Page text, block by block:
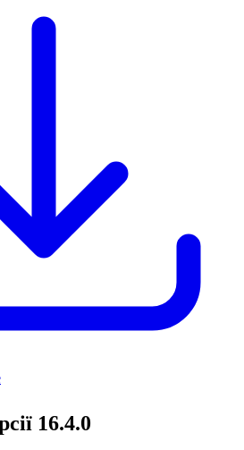
16.4.0